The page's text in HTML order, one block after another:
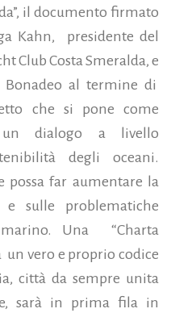
il documento firmato
Kahn, presidente del
Club Costa Smeralda, e
Bonadeo al termine di
che si pone come
dialogo a livello
degli oceani.
possa far aumentare la
e sulle problematiche
marino. Una “Charta
un vero e proprio codice
città da sempre unita
sarà in prima fila in